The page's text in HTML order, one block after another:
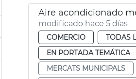
Aire acondicionado
modificado hace 5 días
COMERCIO TODAS
EN PORTADA TEMÁTICA
MERCATS MUNICIPALS